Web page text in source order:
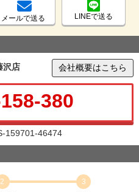
メールで送る LINEで送る
沢店 会社概要はこちら
380
159701-46474
2
3